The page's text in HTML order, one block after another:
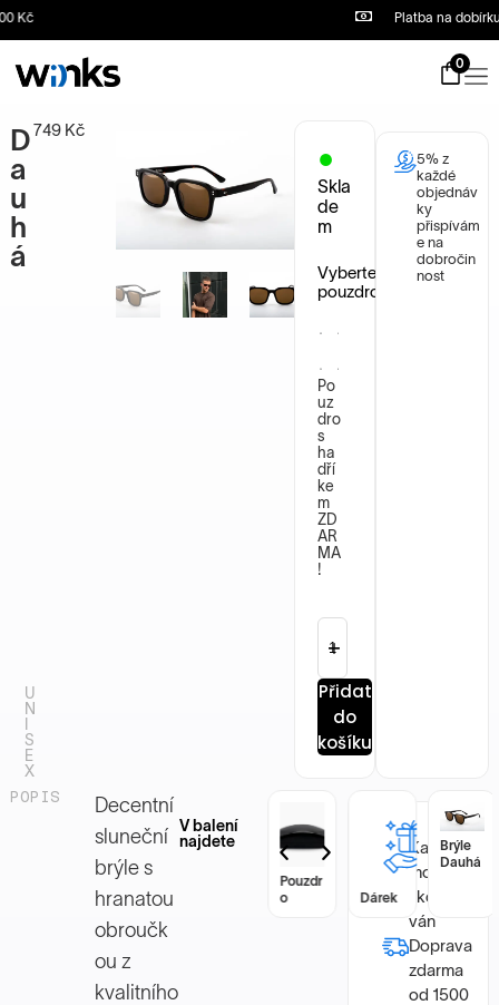
S
k
p
c
o
n
e
n
t
Platba na dobírku
0
POPIS
Decentní
sluneční
brýle s
hranatou
obroučk
ou z
kvalitního
Každý
model byl
zkontrolo
ván
Doprava
zdarma
od 1500
V balení
najdete
Dárek
Brýle
Pouzdr
o
Dárek
Brýle
Dauhá
D
a
u
h
á
U
N
I
S
E
X
749 Kč
Skla
de
m
Vyberte
pouzdro
Po
uz
dro
s
ha
dří
ke
m
ZD
AR
MA
!
Přidat
do
košíku
5% z
každé
objednáv
ky
přispívám
e na
dobročin
nost